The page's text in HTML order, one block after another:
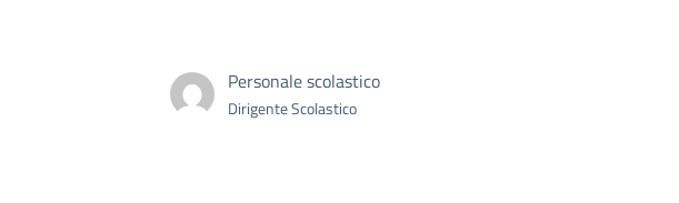
Personale scolastico
Dirigente Scolastico